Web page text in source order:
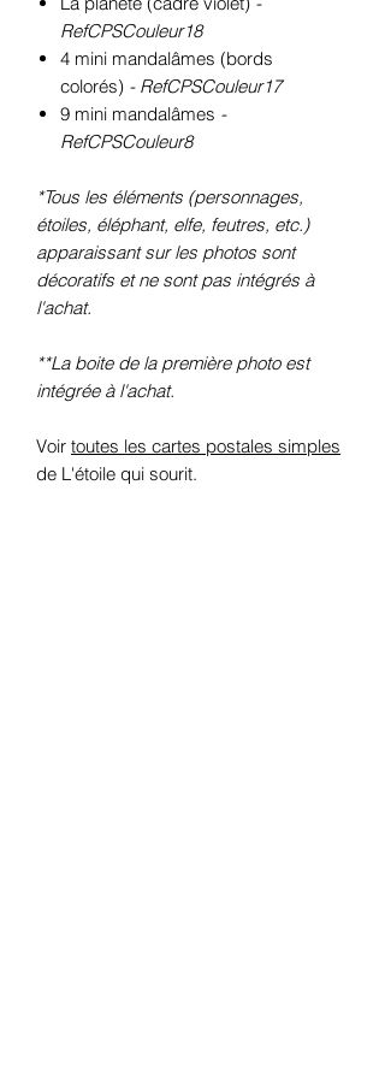
RefCPSCouleur18
4 mini mandalâmes (bords
colorés) - RefCPSCouleur17
9 mini mandalâmes -
RefCPSCouleur8
*Tous les éléments (personnages,
étoiles, éléphant, elfe, feutres, etc.)
apparaissant sur les photos sont
décoratifs et ne sont pas intégrés à
l'achat.
**La boite de la première photo est
intégrée à l'achat.
Voir toutes les cartes postales simples
de L'étoile qui sourit.